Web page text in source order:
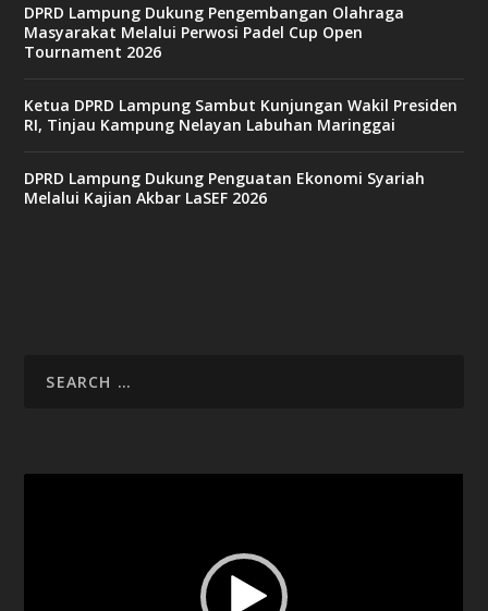
DPRD Lampung Dukung Pengembangan Olahraga
Masyarakat Melalui Perwosi Padel Cup Open
Tournament 2026
Ketua DPRD Lampung Sambut Kunjungan Wakil Presiden
RI, Tinjau Kampung Nelayan Labuhan Maringgai
DPRD Lampung Dukung Penguatan Ekonomi Syariah
Melalui Kajian Akbar LaSEF 2026